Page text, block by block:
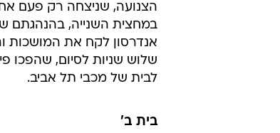
הצנועה, שניצחה רק פעם
אנדרסון לקח את המושכות
לבית של מכבי תל אביב.
בית ב'